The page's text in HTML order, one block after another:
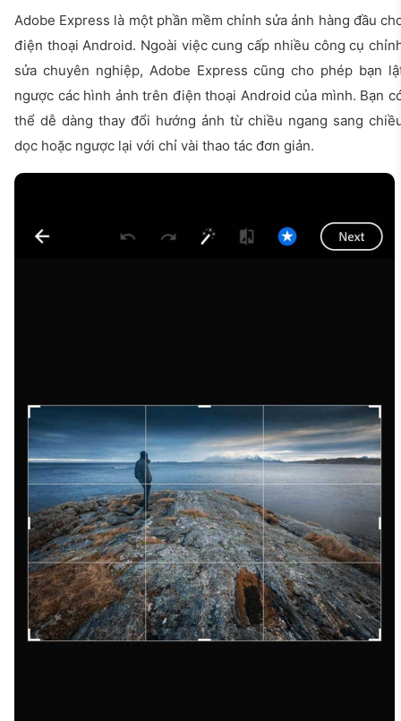
Adobe Express là một phần mềm chỉnh sửa ảnh hàng đầu
điện thoại Android. Ngoài việc cung cấp nhiều công cụ
sửa chuyên nghiệp, Adobe Express cũng cho phép bạn
ngược các hình ảnh trên điện thoại Android của mình. Bạn
thể dễ dàng thay đổi hướng ảnh từ chiều ngang sang
dọc hoặc ngược lại với chỉ vài thao tác đơn giản.